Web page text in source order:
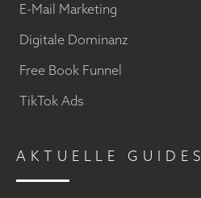
E-Mail Marketing
Digitale Dominanz
Free Book Funnel
TikTok Ads
AKTUELLE GUIDES